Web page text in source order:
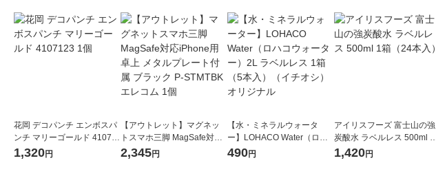
花岡 デコパンチ エンボスパ
ンチ マリーゴールド 41071
23 1個
1,320円
【アウトレット】マグネッ
トスマホ三脚 MagSafe対応i
Phone用 卓上 メタルプレー
2,345円
【水・ミネラルウォータ
ー】LOHACO Water（ロハ
コウォーター）2L ラベルレ
490円
アイリスフーズ 富士山の強
炭酸水 ラベルレス 500ml 1
箱（24本入）
1,420円